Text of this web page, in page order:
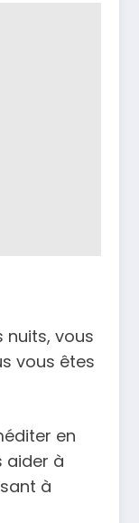
nuits, vous
vous êtes
en
aider à
à